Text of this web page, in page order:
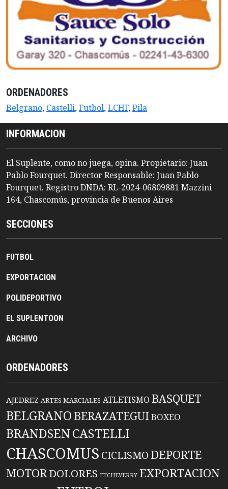
ORDENADORES
Belgrano, Castelli,Futbol,LCHF,Pila
INFORMACION
El Suplente, como no juega, opina. Propietario: Juan
Pablo Fourquet. Director Responsable: Juan Pablo
Fourquet. Registro DNDA: RL-2024-06809881 Mazzini
164, Chascomús, provincia de Buenos Aires
SECCIONES
FUTBOL
EXPORTACION
POLIDEPORTIVO
EL SUPLENTOON
ARCHIVO
ORDENADORES
AJEDREZ ARTES MARCIALES ATLETISMO BASQUET
BELGRANO BERAZATEGUIBOXEO
BRANDSENCASTELLI
CHASCOMUS CICLISMO DEPORTE
MOTORDOLORES ETCHEVERRY EXPORTACION